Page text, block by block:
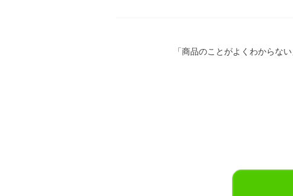
「商品のことがよくわからな